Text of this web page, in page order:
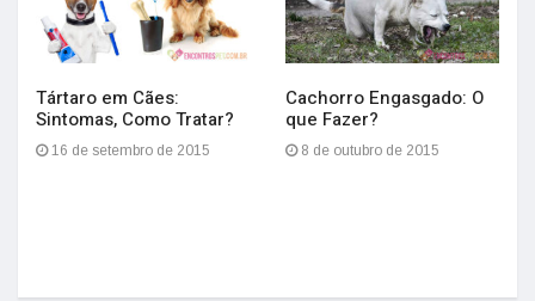
Tártaro em Cães:
Sintomas, Como Tratar?
16 de setembro de 2015
Cachorro Engasgado: O
que Fazer?
8 de outubro de 2015